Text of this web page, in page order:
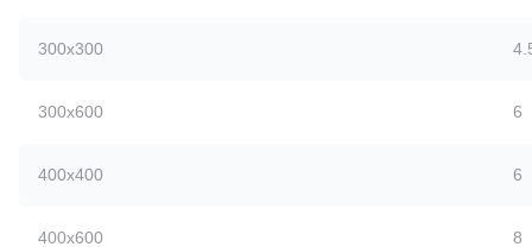
300x300
300x600 6
400x400 6
400x600 8